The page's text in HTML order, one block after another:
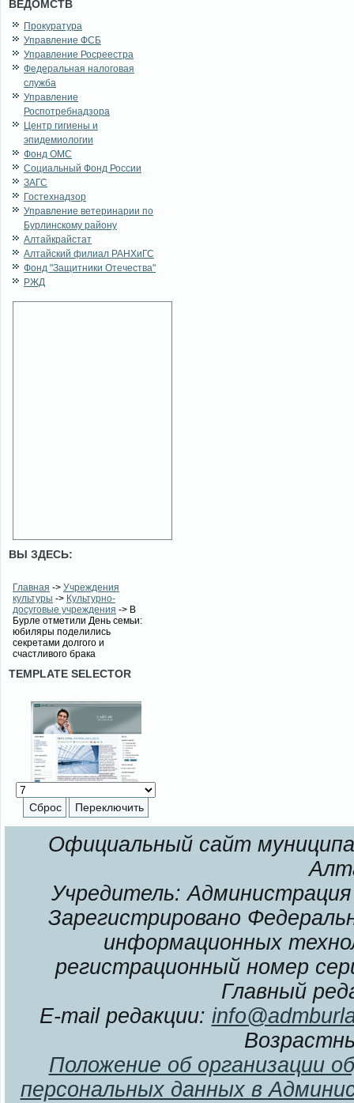
ВЕДОМСТВ
Прокуратура
Управление ФСБ
Управление Росреестра
Федеральная налоговая
служба
Управление
Роспотребнадзора
Центр гигиены и
эпидемиологии
Фонд ОМС
Социальный Фонд России
ЗАГС
Гостехнадзор
Управление ветеринарии по
Бурлинскому району
Алтайкрайстат
Алтайский филиал РАНХиГС
Фонд "Защитники Отечества"
РЖД
ВЫ ЗДЕСЬ:
Главная -> Учреждения
культуры -> Культурно-
досуговые учреждения -> В
Бурле отметили День семьи:
юбиляры поделились
секретами долгого и
счастливого брака
TEMPLATE SELECTOR
Официальный сайт
Учредитель: Администрация
Зарегистрировано
информационных
регистрационный номер
Главный
E-mail редакции:
Положение об организации
персональных данных в